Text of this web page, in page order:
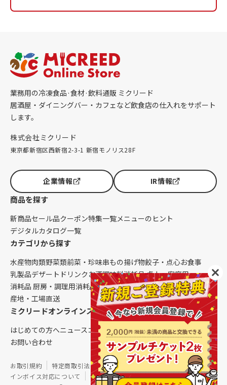
業務用の冷凍食品·食材·飲料通販 ミクリード
居酒屋・ダイニングバー・カフェなど飲食店の仕入れをサポート
します。
株式会社ミクリード
東京都新宿区西新宿2-3-1 新宿モノリス28F
企業情報 IR情報
商品を探す
新商品セール品クーポン特集一覧メニューのヒント
デジタルカタログ一覧
カテゴリから探す
水産物肉類野菜類前菜・珍味串もの揚げ物餃子・点心お食事
乳製品デザート ドリンク お酒調味料消耗品 卓上・客席用
消耗品 厨房・調理用消耗品 クレンリネス生鮮品（配送便限定）
産地・工場直送
ミクリードオンラインストアについて
はじめての方へニュースコラムご利用ガイド会社概要
お問い合わせ
お取引規約 特定商取引法に基づく表記
個人情報保護方針
インボイス対応について
サイトマップ